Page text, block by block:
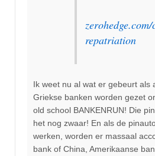
repatriation
Ik weet nu al wat er gebeurt als
Griekse banken worden gezet
old school BANKENRUN! Die
het nog zwaar! En als de
werken, worden er massaal
bank of China, Amerikaanse